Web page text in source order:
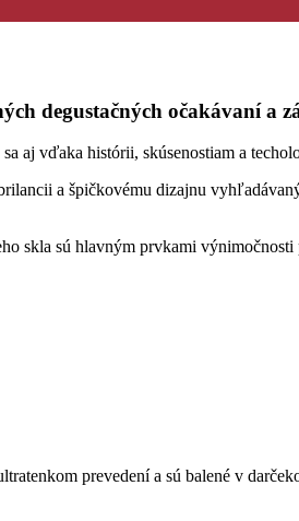
degustačných očakávaní a
aj vďaka histórii, skúsenostiam a
a špičkovému dizajnu
skla sú hlavným prvkami
prevedení a sú balené v